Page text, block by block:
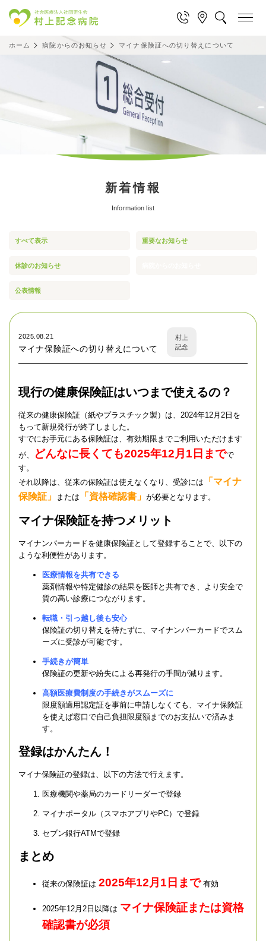
ホーム 病院からのお知らせ マイナ保険証への切り替えについて
新着情報
Information list
すべて表示 重要なお知らせ
休診のお知らせ
公表情報
2025.08.21
マイナ保険証への切り替えについて
村上
記念
現行の健康保険証はいつまで使えるの？
従来の健康保険証（紙やプラスチック製）は、2024年12月2日を
もって新規発行が終了しました。
すでにお手元にある保険証は、有効期限までご利用いただけます
が、
どんなに長くても2025年12月1日までで
す。
それ以降は、従来の保険証は使えなくなり、受診には
「マイナ
保険証」
または 「資格確認書」 が必要となります。
マイナ保険証を持つメリット
マイナンバーカードを健康保険証として登録することで、以下の
ような利便性があります。
医療情報を共有できる
薬剤情報や特定健診の結果を医師と共有でき、より安全で
質の高い診療につながります。
転職・引っ越し後も安心
保険証の切り替えを待たずに、マイナンバーカードでスム
ーズに受診が可能です。
手続きが簡単
保険証の更新や紛失による再発行の手間が減ります。
高額医療費制度の手続きがスムーズに
限度額適用認定証を事前に申請しなくても、マイナ保険証
を使えば窓口で自己負担限度額までのお支払いで済みま
す。
登録はかんたん！
マイナ保険証の登録は、以下の方法で行えます。
医療機関や薬局のカードリーダーで登録
マイナポータル（スマホアプリやPC）で登録
セブン銀行ATMで登録
まとめ
従来の保険証は 2025年12月1日まで有効
2025年12月2日以降は マイナ保険証または資格
確認書が必須